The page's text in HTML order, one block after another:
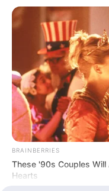
BRAINBERRIES
These '90s Couples
Hearts